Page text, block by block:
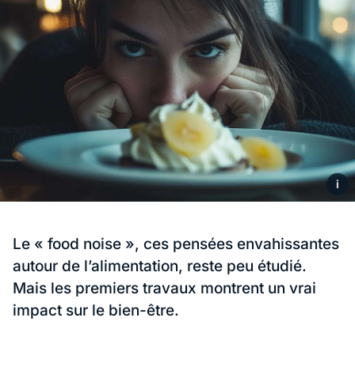
i
Le « food noise », ces pensées envahissantes
autour de l’alimentation, reste peu étudié.
Mais les premiers travaux montrent un vrai
impact sur le bien-être.